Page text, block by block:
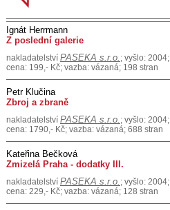
Ignát Herrmann
Z poslední galerie
nakladatelství PASEKA s.r.o. ; vyšlo: 2004;
cena: 199,- Kč; vazba: vázaná; 198 stran
Petr Klučina
Zbroj a zbraně
nakladatelství PASEKA s.r.o. ; vyšlo: 2004;
cena: 1790,- Kč; vazba: vázaná; 688 stran
Kateřina Bečková
Zmizelá Praha - dodatky III.
nakladatelství PASEKA s.r.o. ; vyšlo: 2004;
cena: 229,- Kč; vazba: vázaná; 128 stran